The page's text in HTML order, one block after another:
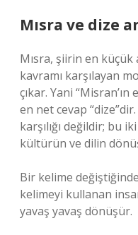
Mısra ve dize
Mısra, şiirin en küçük
kavramı karşılayan
çıkar. Yani
en net cevap
karşılığı değildir; bu
kültürün ve dilin
Bir kelime
kelimeyi kullanan
yavaş yavaş dönüşür.